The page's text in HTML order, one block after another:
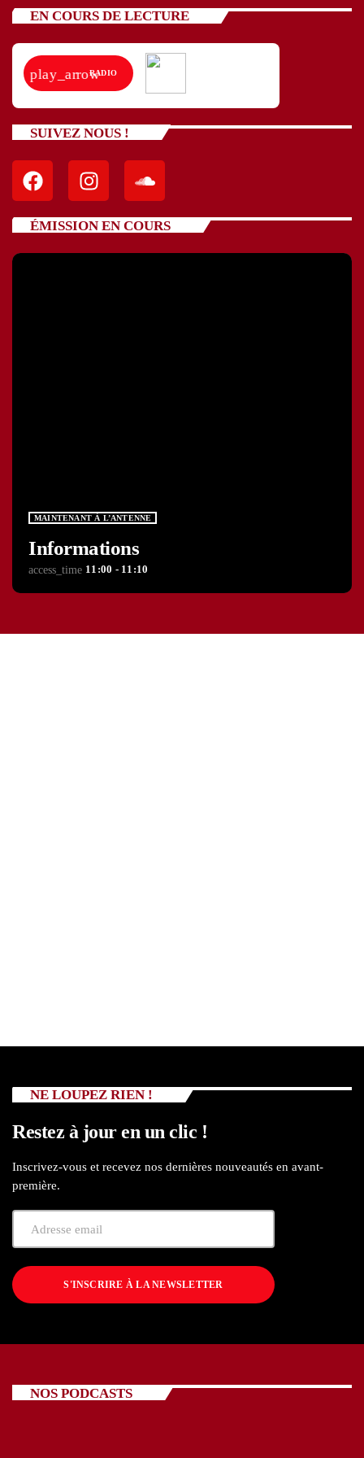
EN COURS DE LECTURE
play_arrowRADIO
SUIVEZ NOUS !
ÉMISSION EN COURS
MAINTENANT À L’ANTENNE
Informations
access_time 11:00 - 11:10
NE LOUPEZ RIEN !
Restez à jour en un clic !
Inscrivez-vous et recevez nos dernières nouveautés en avant-
première.
S'INSCRIRE À LA NEWSLETTER
NOS PODCASTS